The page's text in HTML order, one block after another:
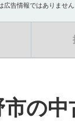
広告情報ではありま
の